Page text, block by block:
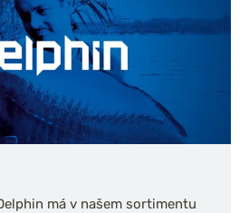
má v našem sortimentu